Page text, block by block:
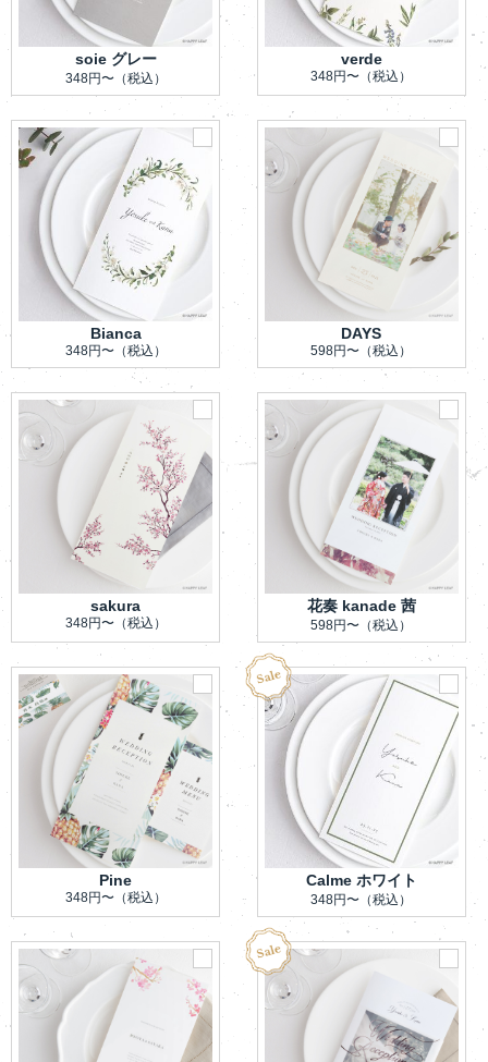
soie グレー
348円〜（税込）
verde
348円〜 （税込）
Bianca
348円〜（税込）
DAYS
598円〜 （税込）
sakura
348円〜（税込）
花奏 kanade 茜
598円〜 （税込）
Pine
348円〜（税込）
Calme ホワイト
348円〜 （税込）